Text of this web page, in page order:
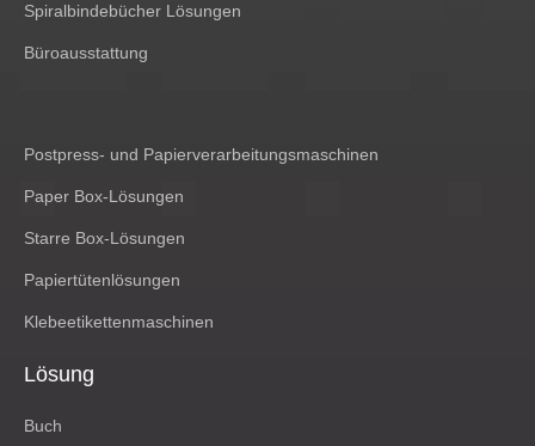
Spiralbindebücher Lösungen
Büroausstattung
Postpress- und Papierverarbeitungsmaschinen
Paper Box-Lösungen
Starre Box-Lösungen
Papiertütenlösungen
Klebeetikettenmaschinen
Lösung
Buch